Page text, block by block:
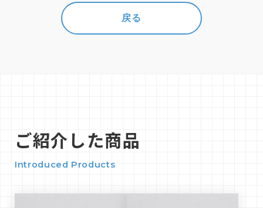
戻る
ご紹介した商品
Introduced Products